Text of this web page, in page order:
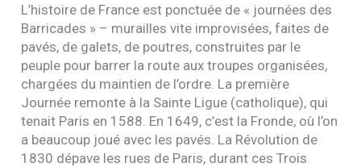
L’histoire de France est ponctuée de « journées des
Barricades » – murailles vite improvisées, faites de
pavés, de galets, de poutres, construites par le
peuple pour barrer la route aux troupes organisées,
chargées du maintien de l’ordre. La première
Journée remonte à la Sainte Ligue (catholique), qui
tenait Paris en 1588. En 1649, c’est la Fronde, où l’on
a beaucoup joué avec les pavés. La Révolution de
1830 dépave les rues de Paris, durant ces Trois